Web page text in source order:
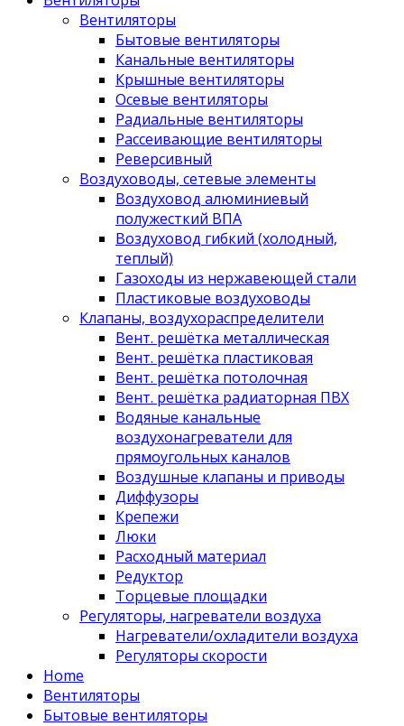
Вентиляторы
Бытовые вентиляторы
Канальные вентиляторы
Крышные вентиляторы
Осевые вентиляторы
Радиальные вентиляторы
Рассеивающие вентиляторы
Реверсивный
Воздуховоды, сетевые элементы
Воздуховод алюминиевый
полужесткий ВПА
Воздуховод гибкий (холодный,
теплый)
Газоходы из нержавеющей стали
Пластиковые воздуховоды
Клапаны, воздухораспределители
Вент. решётка металлическая
Вент. решётка пластиковая
Вент. решётка потолочная
Вент. решётка радиаторная ПВХ
Водяные канальные
воздухонагреватели для
прямоугольных каналов
Воздушные клапаны и приводы
Диффузоры
Крепежи
Люки
Расходный материал
Редуктор
Торцевые площадки
Регуляторы, нагреватели воздуха
Нагреватели/охладители воздуха
Регуляторы скорости
Home
Вентиляторы
Бытовые вентиляторы